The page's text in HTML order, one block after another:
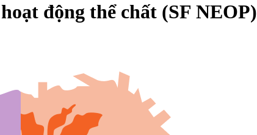
động thể chất (SF NEOP)